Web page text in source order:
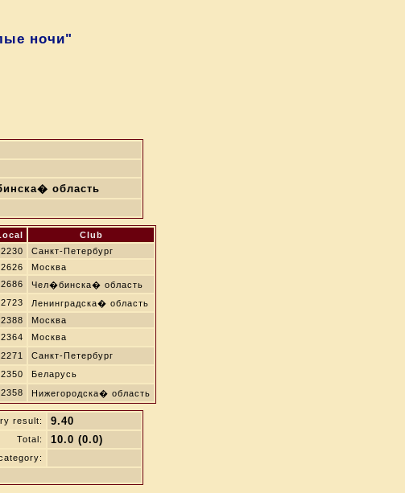
ночи"
область
Club
2230
Санкт-Петербург
2626
Москва
2686
Чел�бинска� область
2723
Ленинградска� область
2388
Москва
2364
Москва
2271
Санкт-Петербург
2350
Беларусь
2358 Нижегородска� область
result: 9.40
Total: 10.0 (0.0)